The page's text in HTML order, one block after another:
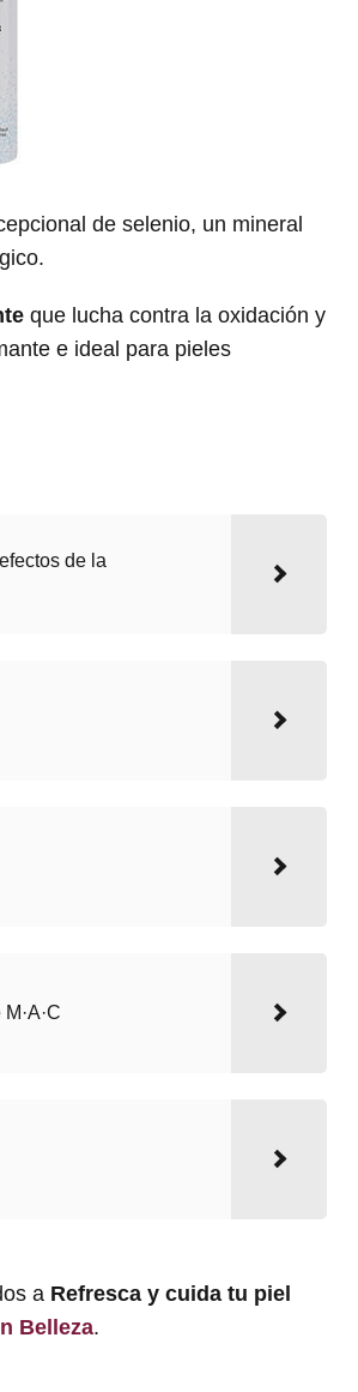
de selenio, un mineral
que lucha contra la oxidación y
e ideal para pieles
de la
a Refresca y cuida tu piel
Belleza.